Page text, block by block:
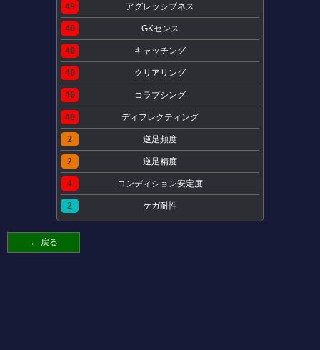
49 アグレッシブネス
40 GKセンス
40 キャッチング
40 クリアリング
40 コラプシング
40 ディフレクティング
2 逆足頻度
2 逆足精度
4 コンディション安定度
2 ケガ耐性
← 戻る